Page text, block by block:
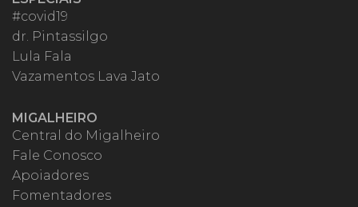
#covid19
dr. Pintassilgo
Lula Fala
Vazamentos Lava Jato
MIGALHEIRO
Central do Migalheiro
Fale Conosco
Apoiadores
Fomentadores